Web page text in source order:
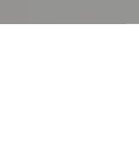
ovladač navržený pro pohodlné
(tísňového) poplachu
rádiového protokolu
CR2032 s výdrží až 5 let